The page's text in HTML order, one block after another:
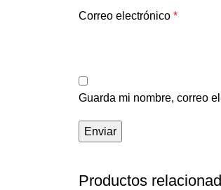
Correo electrónico *
Guarda mi nombre, correo
Productos